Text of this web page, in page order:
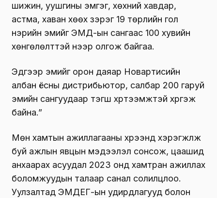
шижин, уушгины эмгэг, хөхний хавдар,
астма, хаван хөөх зэрэг 19 төрлийн гол
нэрийн эмийг ЭМД-ын сангаас 100 хувийн
хөнгөлөлттэй үнээр олгож байгаа.
Эдгээр эмийг орон даяар Новартисийн
албан ёсны дистрибьютор, салбар 200 гаруй
эмийн сангуудаар тэгш хүртээмжтэй хүргэж
байна.”
Мөн хамтын ажиллагааны хүрээнд хэрэгжүүлж
буй ажлын явцын мэдээлэл сонсож, цаашид
анхаарах асуудал 2023 онд хамтран ажиллах
боломжуудын талаар санал солилцлоо.
Уулзалтад ЭМДEГ-ын удирдлагууд болон